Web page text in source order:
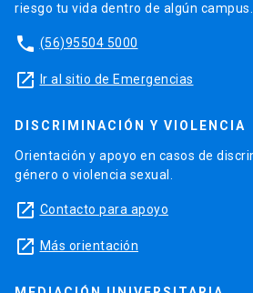
riesgo tu vida dentro de algún campus.
phone (56)95504 5000
launch Ir al sitio de Emergencias
DISCRIMINACIÓN Y VIOLENCIA
Orientación y apoyo en casos de
género o violencia sexual.
launch Contacto para apoyo
launch Más orientación